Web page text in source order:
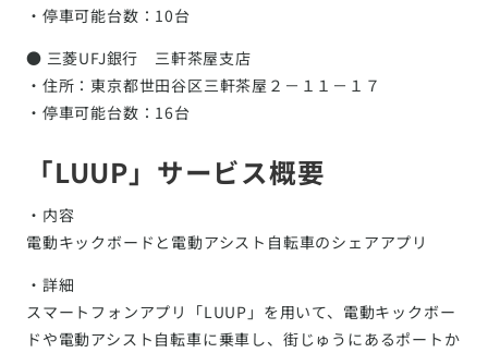
・停車可能台数：10台
● 三菱UFJ銀行 三軒茶屋支店
・住所：東京都世田谷区三軒茶屋２－１１－１７
・停車可能台数：16台
「LUUP」サービス概要
・内容
電動キックボードと電動アシスト自転車のシェアアプリ
・詳細
スマートフォンアプリ「LUUP」を用いて、電動キックボー
ドや電動アシスト自転車に乗車し、街じゅうにあるポートか